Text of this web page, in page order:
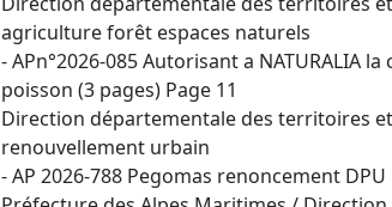
agriculture forêt espaces naturels
- APn°2026-085 Autorisant a NATURALIA
poisson (3 pages) Page 11
Direction départementale des territoires
renouvellement urbain
- AP 2026-788 Pegomas renoncement